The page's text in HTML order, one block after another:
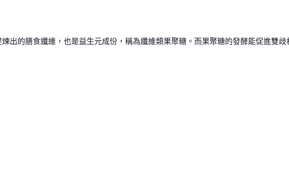
出的膳食纖維，也是益生元成份，稱為纖維類果聚糖。而果聚糖的發酵能促進雙歧